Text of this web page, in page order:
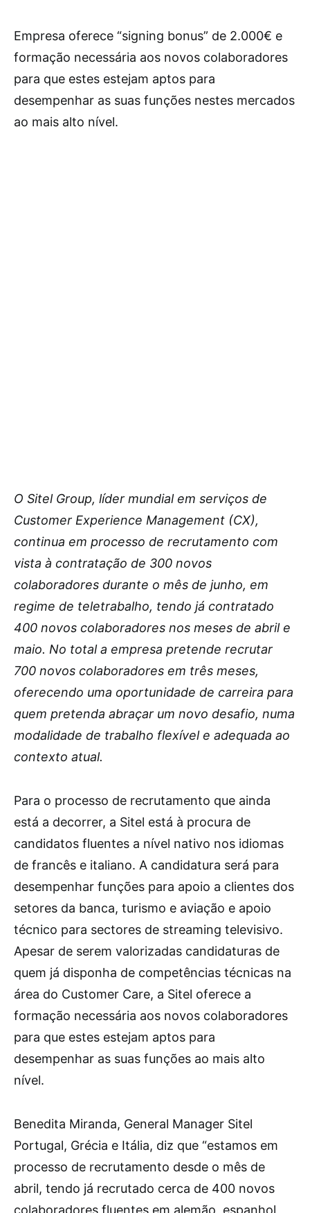
Empresa oferece “signing bonus” de 2.000€ e
formação necessária aos novos colaboradores
para que estes estejam aptos para
desempenhar as suas funções nestes mercados
ao mais alto nível.
O Sitel Group, líder mundial em serviços de
Customer Experience Management (CX),
continua em processo de recrutamento com
vista à contratação de 300 novos
colaboradores durante o mês de junho, em
regime de teletrabalho, tendo já contratado
400 novos colaboradores nos meses de abril e
maio. No total a empresa pretende recrutar
700 novos colaboradores em três meses,
oferecendo uma oportunidade de carreira para
quem pretenda abraçar um novo desafio, numa
modalidade de trabalho flexível e adequada ao
contexto atual.
Para o processo de recrutamento que ainda
está a decorrer, a Sitel está à procura de
candidatos fluentes a nível nativo nos idiomas
de francês e italiano. A candidatura será para
desempenhar funções para apoio a clientes dos
setores da banca, turismo e aviação e apoio
técnico para sectores de streaming televisivo.
Apesar de serem valorizadas candidaturas de
quem já disponha de competências técnicas na
área do Customer Care, a Sitel oferece a
formação necessária aos novos colaboradores
para que estes estejam aptos para
desempenhar as suas funções ao mais alto
nível.
Benedita Miranda, General Manager Sitel
Portugal, Grécia e Itália, diz que “estamos em
processo de recrutamento desde o mês de
abril, tendo já recrutado cerca de 400 novos
colaboradores fluentes em alemão, espanhol,